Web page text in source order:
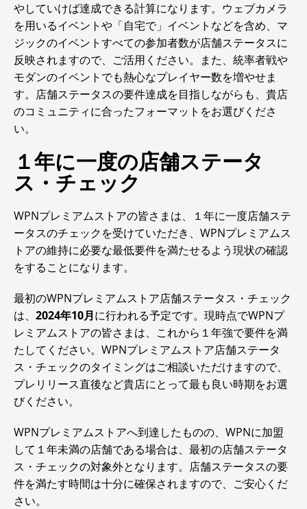
やしていけば達成できる計算になります。ウェブカメラ
を用いるイベントや「自宅で」イベントなどを含め、マ
ジックのイベントすべての参加者数が店舗ステータスに
反映されますので、ご活用ください。また、統率者戦や
モダンのイベントでも熱心なプレイヤー数を増やせま
す。店舗ステータスの要件達成を目指しながらも、貴店
のコミュニティに合ったフォーマットをお選びくださ
い。
１年に一度の店舗ステータ
ス・チェック
WPNプレミアムストアの皆さまは、１年に一度店舗ステ
ータスのチェックを受けていただき、WPNプレミアムス
トアの維持に必要な最低要件を満たせるよう現状の確認
をすることになります。
最初のWPNプレミアムストア店舗ステータス・チェック
は、 2024年10月に行われる予定です。現時点でWPNプ
レミアムストアの皆さまは、これから１年強で要件を満
たしてください。WPNプレミアムストア店舗ステータ
ス・チェックのタイミングはご相談いただけますので、
プレリリース直後など貴店にとって最も良い時期をお選
びください。
WPNプレミアムストアへ到達したものの、WPNに加盟
して１年未満の店舗である場合は、最初の店舗ステータ
ス・チェックの対象外となります。店舗ステータスの要
件を満たす時間は十分に確保されますので、ご安心くだ
さい。